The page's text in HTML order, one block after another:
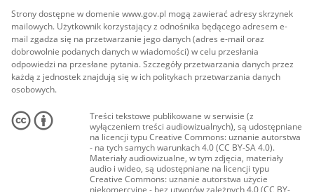
Strony dostępne w domenie www.gov.pl mogą zawierać adresy skrzynek
mailowych. Użytkownik korzystający z odnośnika będącego adresem e-
mail zgadza się na przetwarzanie jego danych (adres e-mail oraz
dobrowolnie podanych danych w wiadomości) w celu przesłania
odpowiedzi na przesłane pytania. Szczegóły przetwarzania danych przez
każdą z jednostek znajdują się w ich politykach przetwarzania danych
osobowych.
Treści tekstowe publikowane w serwisie (z
wyłączeniem treści audiowizualnych), są udostępniane
na licencji typu Creative Commons: uznanie autorstwa
- na tych samych warunkach 4.0 (CC BY-SA 4.0).
Materiały audiowizualne, w tym zdjęcia, materiały
audio i wideo, są udostępniane na licencji typu
Creative Commons: uznanie autorstwa użycie
niekomercyjne - bez utworów zależnych 4.0 (CC BY-